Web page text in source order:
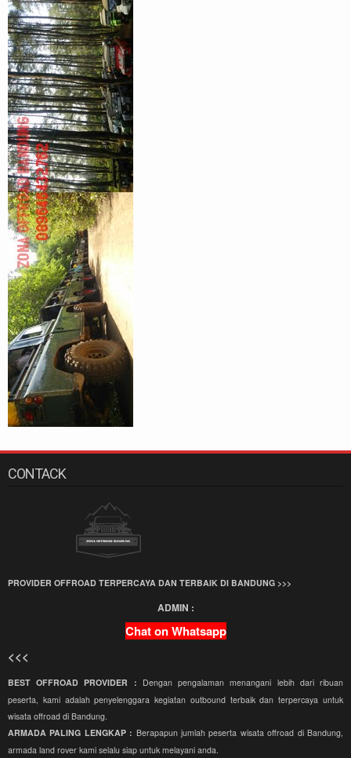
CONTACK
PROVIDER OFFROAD TERPERCAYA DAN TERBAIK DI BANDUNG >>>
ADMIN :
Chat on Whatsapp
<<<
BEST OFFROAD PROVIDER : Dengan pengalaman menangani lebih dari ribuan
peserta, kami adalah penyelenggara kegiatan outbound terbaik dan terpercaya untuk
wisata offroad di Bandung.
ARMADA PALING LENGKAP : Berapapun jumlah peserta wisata offroad di Bandung,
armada land rover kami selalu siap untuk melayani anda.